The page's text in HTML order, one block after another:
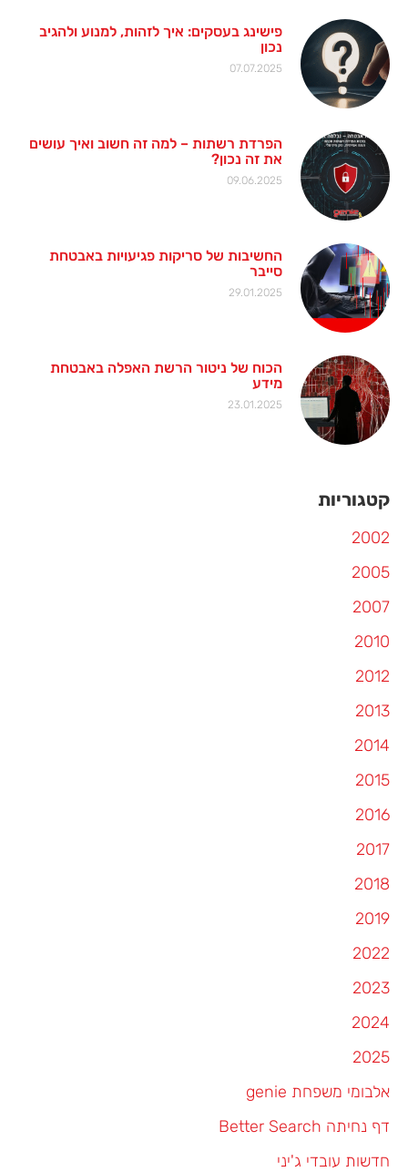
פישינג בעסקים: איך לזהות, למנוע ולהגיב
נכון
07.07.2025
הפרדת רשתות – למה זה חשוב ואיך עושים
את זה נכון?
09.06.2025
החשיבות של סריקות פגיעויות באבטחת
סייבר
29.01.2025
הכוח של ניטור הרשת האפלה באבטחת
מידע
23.01.2025
קטגוריות
2002
2005
2007
2010
2012
2013
2014
2015
2016
2017
2018
2019
2022
2023
2024
2025
אלבומי משפחת genie
דף נחיתה Better Search
חדשות עובדי ג'יני